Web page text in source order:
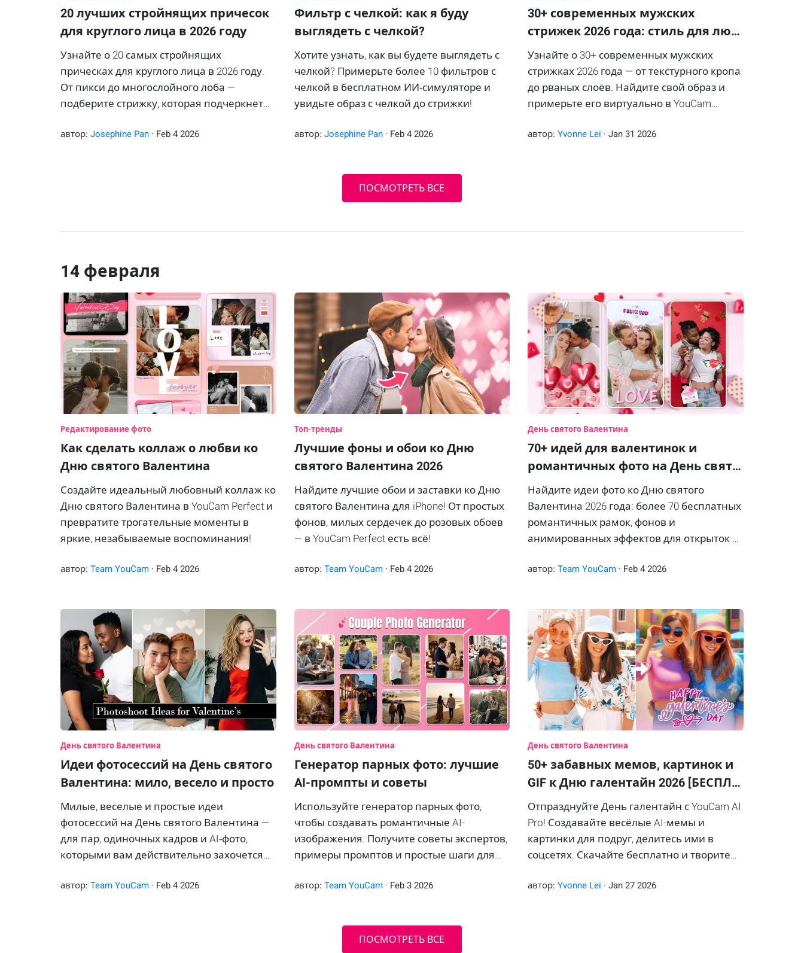
20 лучших стройнящих причесок
для круглого лица в 2026 году
Узнайте о 20 самых стройнящих
прическах для круглого лица в 2026 году.
От пикси до многослойного лоба —
подберите стрижку, которая подчеркнет
автор: Josephine Pan· Feb 4 2026
Фильтр с челкой: как я буду
выглядеть с челкой?
Хотите узнать, как вы будете выглядеть с
челкой? Примерьте более 10 фильтров с
челкой в бесплатном ИИ‑симуляторе и
увидьте образ с челкой до стрижки!
автор: Josephine Pan· Feb 4 2026
30+ современных мужских
стрижек 2026 года: стиль для лю…
Узнайте о 30+ современных мужских
стрижках 2026 года — от текстурного кропа
до рваных слоёв. Найдите свой образ и
примерьте его виртуально в YouCam
автор:Yvonne Lei ·Jan 31 2026
ПОСМОТРЕТЬ ВСЕ
14 февраля
Редактирование фото
Как сделать коллаж о любви ко
Дню святого Валентина
Создайте идеальный любовный коллаж ко
Дню святого Валентина в YouCam Perfect и
превратите трогательные моменты в
яркие, незабываемые воспоминания!
автор: Team YouCam· Feb 4 2026
Топ-тренды
Лучшие фоны и обои ко Дню
святого Валентина 2026
Найдите лучшие обои и заставки ко Дню
святого Валентина для iPhone! От простых
фонов, милых сердечек до розовых обоев
— в YouCam Perfect есть всё!
автор: Team YouCam· Feb 4 2026
День святого Валентина
70+ идей для валентинок и
романтичных фото на День свят…
Найдите идеи фото ко Дню святого
Валентина 2026 года: более 70 бесплатных
романтичных рамок, фонов и
анимированных эффектов для открыток и
автор:Team YouCam · Feb 4 2026
День святого Валентина
Идеи фотосессий на День святого
Валентина: мило, весело и просто
Милые, веселые и простые идеи
фотосессий на День святого Валентина —
для пар, одиночных кадров и AI‑фото,
которыми вам действительно захочется
автор: Team YouCam· Feb 4 2026
День святого Валентина
Генератор парных фото: лучшие
AI-промпты и советы
Используйте генератор парных фото,
чтобы создавать романтичные AI-
изображения. Получите советы экспертов,
примеры промптов и простые шаги для
автор: Team YouCam· Feb 3 2026
День святого Валентина
50+ забавных мемов, картинок и
GIF к Дню галентайн 2026 [БЕСПЛ…
Отпразднуйте День галентайн с YouCam AI
Pro! Создавайте весёлые AI-мемы и
картинки для подруг, делитесь ими в
соцсетях. Скачайте бесплатно и творите
автор:Yvonne Lei ·Jan 27 2026
ПОСМОТРЕТЬ ВСЕ